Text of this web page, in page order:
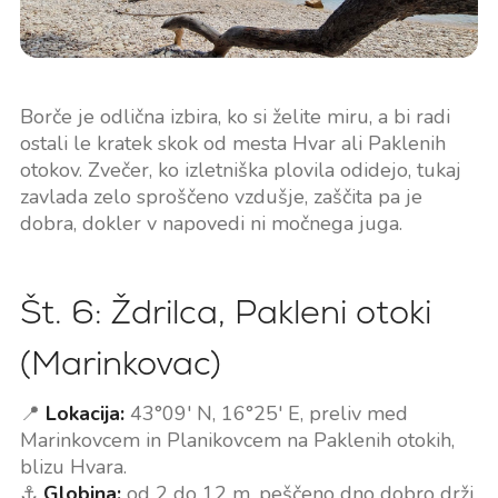
Borče je odlična izbira, ko si želite miru, a bi radi
ostali le kratek skok od mesta Hvar ali Paklenih
otokov. Zvečer, ko izletniška plovila odidejo, tukaj
zavlada zelo sproščeno vzdušje, zaščita pa je
dobra, dokler v napovedi ni močnega juga.
Št. 6: Ždrilca, Pakleni otoki
(Marinkovac)
📍 Lokacija:43°09' N, 16°25' E, preliv med
Marinkovcem in Planikovcem na Paklenih otokih,
blizu Hvara.